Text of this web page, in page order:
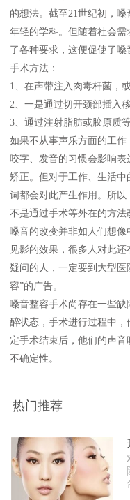
的想法。截至21世纪初，
年轻的学科。但随着社会
了各种要求，这便促使了嗓
手术方法：
1、在声带注入肉毒杆菌，
2、一是通过切开颈部插入
3、通过注射脂肪或胶原质
如果不从事声乐方面的工作
咬字、发音的习惯会影响表
矫正。但对于工作、生活
词都会对此产生作用。所
不是通过手术等外在的方法
嗓音的改变并非如人们想像
见影的效果，很多人对此
疑问的人，一定要到大型
容”的广告。
嗓音整容手术尚存在一些
醉状态，手术进行过程中
定手术结束后，他们的声
不确定性。
热门推荐